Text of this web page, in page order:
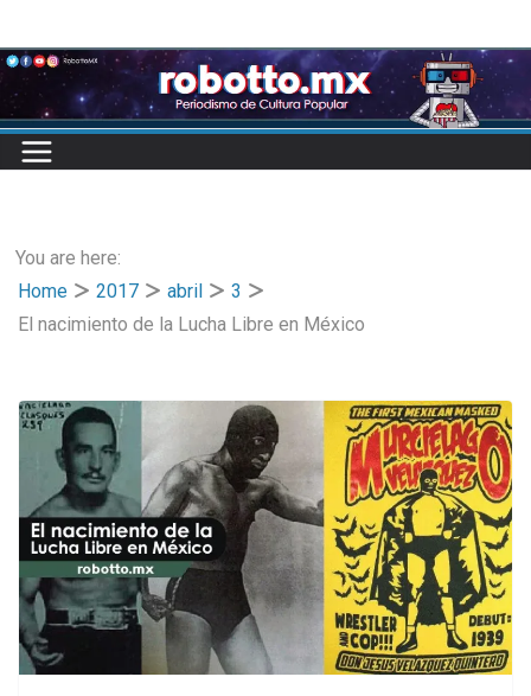
to
content
You are here:
Home
2017 abril
3
El nacimiento de la Lucha Libre en México